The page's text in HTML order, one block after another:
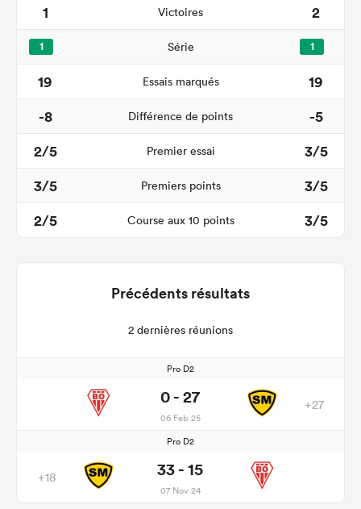
1 Victoires 2
1 Série 1
19 Essais marqués
19
-8
Différence de points
-5
2/5
Premier essai
3/5
3/5
Premiers points
3/5
2/5
Course aux 10 points 3/5
Précédents résultats
2 dernières réunions
Pro D2
0 - 27
06 Feb 25
+27
Pro D2
+18 33 - 15
07 Nov 24